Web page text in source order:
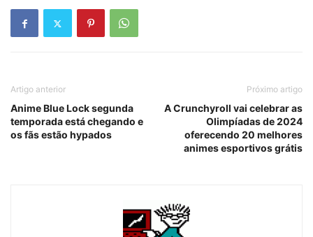
Artigo anterior
Anime Blue Lock segunda
temporada está chegando e
os fãs estão hypados
Próximo artigo
A Crunchyroll vai celebrar as
Olimpíadas de 2024
oferecendo 20 melhores
animes esportivos grátis